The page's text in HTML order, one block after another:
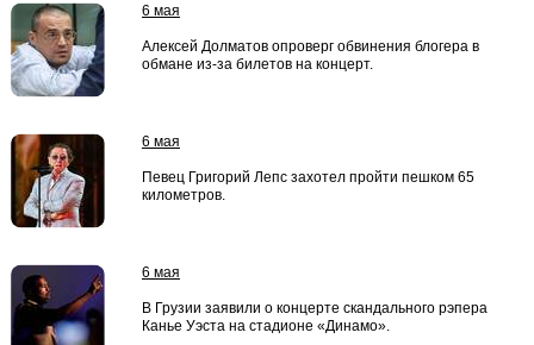
6 мая
Алексей Долматов опроверг обвинения блогера в
обмане из-за билетов на концерт.
6 мая
Певец Григорий Лепс захотел пройти пешком 65
километров.
6 мая
В Грузии заявили о концерте скандального рэпера
Канье Уэста на стадионе «Динамо».